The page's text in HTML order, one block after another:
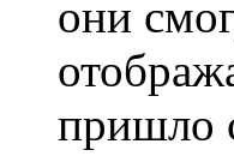
они
пришло